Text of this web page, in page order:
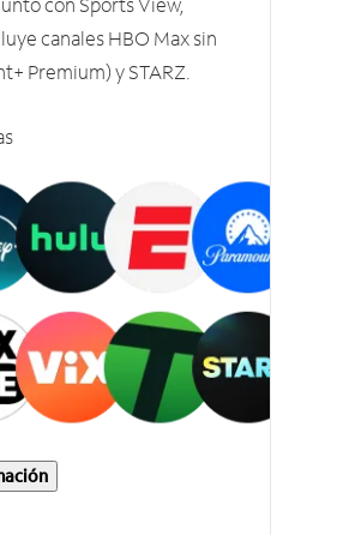
canales HBO Max sin
Premium) y STARZ.